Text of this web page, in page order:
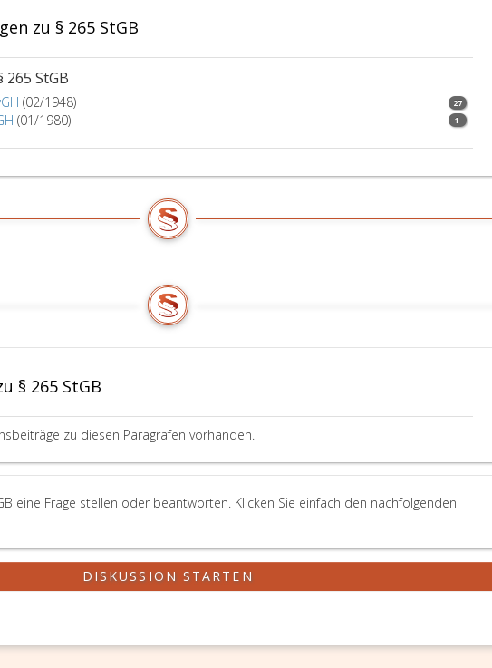
zu § 265 StGB
StGB
(02/1948) 27
(01/1980) 1
§ 265 StGB
zu diesen Paragrafen vorhanden.
eine Frage stellen oder beantworten. Klicken Sie einfach den nachfolgenden
DISKUSSION STARTEN